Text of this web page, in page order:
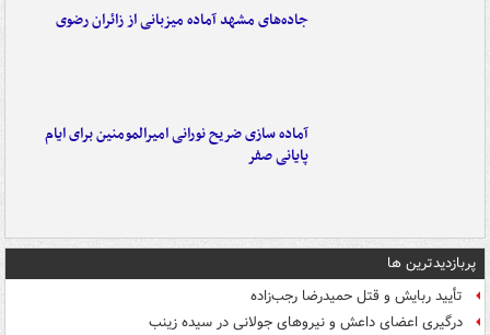
جاده‌های مشهد آماده میزبانی از زائران رضوی
آماده سازی ضریح نورانی امیرالمومنین برای ایام
پایانی صفر
پربازدیدترین ها
تأیید ربایش و قتل حمیدرضا رجب‌زاده
درگیری اعضای داعش و نیروهای جولانی در سیده زینب